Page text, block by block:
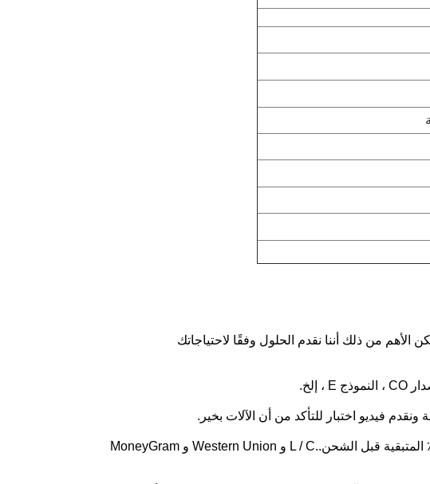
الأهم من ذلك أننا نقدم الحلول وفقًا لاحتياجاتك
فيديو اختبار للتأكد من أن الآلات بخير.
ج: في العادة ، نقبل إيداع 30٪ من TT (التحويل البرقي) ويتم دفع 70٪ المتبقية قبل الشحن..L / C و Western Union و MoneyGram